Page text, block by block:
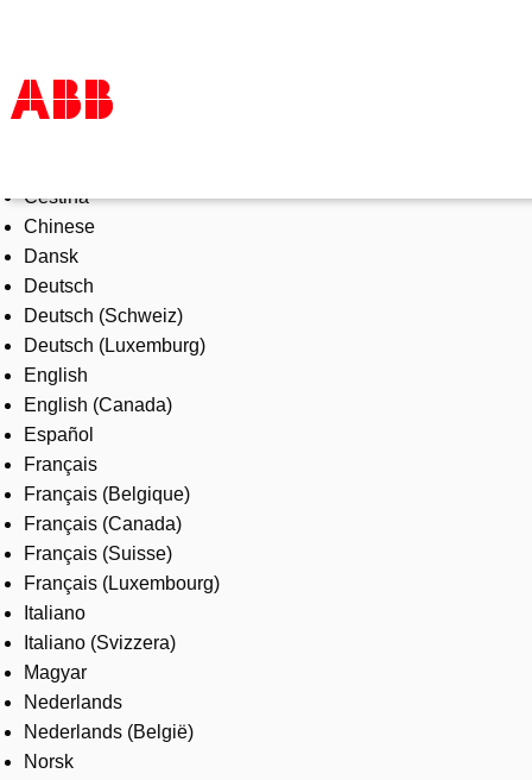
Products & Solutions
Industries
Services
About us
Where to buy
Contact us
Careers
Čeština
Chinese
Dansk
Deutsch
Deutsch (Schweiz)
Deutsch (Luxemburg)
English
English (Canada)
Español
Français
Français (Belgique)
Français (Canada)
Français (Suisse)
Français (Luxembourg)
Italiano
Italiano (Svizzera)
Magyar
Nederlands
Nederlands (België)
Norsk